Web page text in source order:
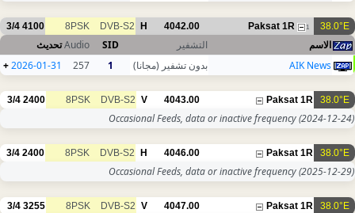
38.0°E
Paksat 1R 1
4042.00
H
DVB-S2
8PSK
4100
3/4
الاسم التشفير SID
Audioتحديث
AIK News
بدون تشفير (مجانا) 1
257
2026-01-31
+
38.0°E
Paksat 1R
4043.00
V
DVB-S2
8PSK
2400
3/4
Occasional Feeds, data or inactive frequency(2024-12-24)
38.0°E
Paksat 1R
4046.00
H
DVB-S2
8PSK
2400
3/4
Occasional Feeds, data or inactive frequency(2025-12-29)
38.0°E
Paksat 1R
4047.00
V
DVB-S2
8PSK
3255
3/4